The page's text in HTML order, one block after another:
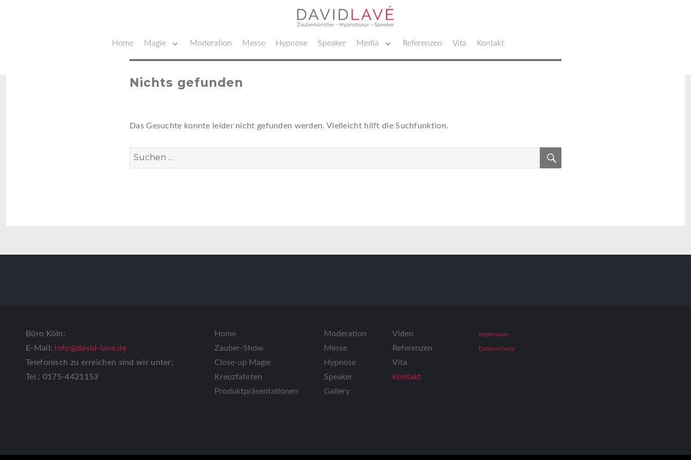
Ihr Zauberer für Messen und Events
Home Magie Moderation Messe Hypnose Speaker Media Referenzen Vita Kontakt
Nichts gefunden
Das Gesuchte konnte leider nicht gefunden werden. Vielleicht hilft die Suchfunktion.
Suchen
nach:
SUCHEN
Büro Köln:
E-Mail: info@david-lave.de
Telefonisch zu erreichen sind wir unter:
Tel.: 0175-4421153
Home
Zauber-Show
Close-up Magie
Kreuzfahrten
Produktpräsentationen
Moderation
Messe
Hypnose
Speaker
Gallery
Video
Referenzen
Vita
Kontakt
Impressum
Datenschutz